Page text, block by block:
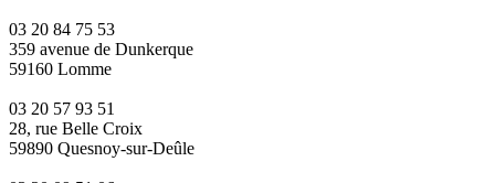
03 20 84 75 53
359 avenue de Dunkerque
59160 Lomme
03 20 57 93 51
28, rue Belle Croix
59890 Quesnoy-sur-Deûle